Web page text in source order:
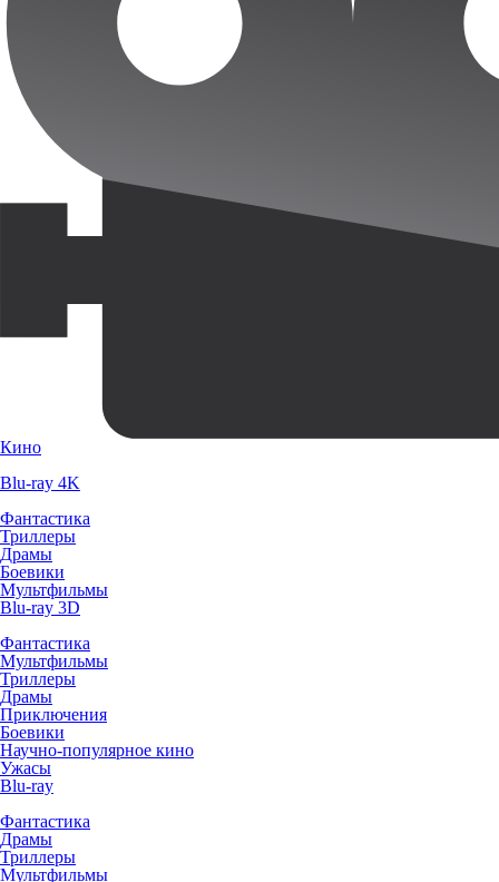
Кино
Blu-ray 4K
Фантастика
Триллеры
Драмы
Боевики
Мультфильмы
Blu-ray 3D
Фантастика
Мультфильмы
Триллеры
Драмы
Приключения
Боевики
Научно-популярное кино
Ужасы
Blu-ray
Фантастика
Драмы
Триллеры
Мультфильмы